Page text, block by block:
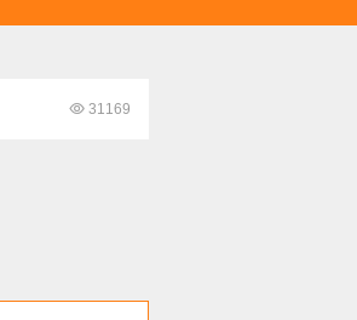
 31169